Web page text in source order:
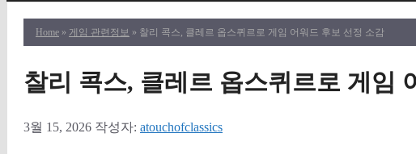
Home » 게임 관련정보 » 찰리 콕스, 클레르 옵스퀴르로 게임 어워드 후보 선정 소감
찰리 콕스, 클레르 옵스퀴르로 게임
3월 15, 2026 작성자: atouchofclassics